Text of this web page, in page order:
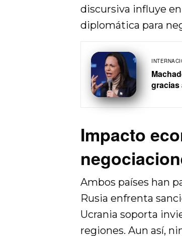
discursiva influye
diplomática para
gracias
Impacto
Ambos países han
Rusia enfrenta
Ucrania soporta
regiones. Aun así,